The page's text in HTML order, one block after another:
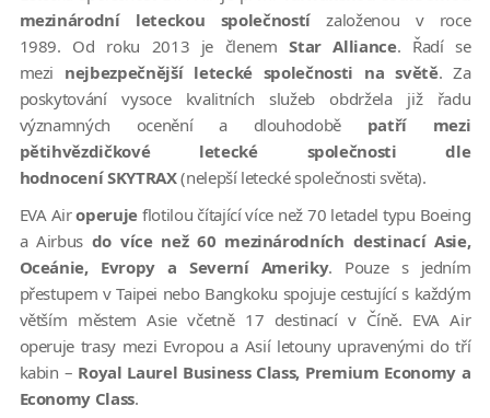
mezinárodní leteckou společnostízaloženou v roce
1989. Od roku 2013 je členemStar Alliance. Řadí se
mezi nejbezpečnější letecké společnosti na světě. Za
poskytování vysoce kvalitních služeb obdržela již řadu
významných ocenění a dlouhodobě patří mezi
pětihvězdičkové letecké společnosti dle
hodnocení SKYTRAX(nelepší letecké společnosti světa).
EVA Airoperuje flotilou čítající více než 70 letadel typu Boeing
a Airbus do více než 60 mezinárodních destinací Asie,
Oceánie, Evropy a Severní Ameriky. Pouze s jedním
přestupem v Taipei nebo Bangkoku spojuje cestující s každým
větším městem Asie včetně 17 destinací v Číně. EVA Air
operuje trasy mezi Evropou a Asií letouny upravenými do tří
kabin – Royal Laurel Business Class, Premium Economy a
Economy Class.